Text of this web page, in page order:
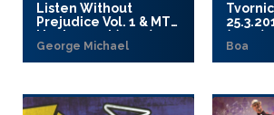
Listen Without
Prejudice Vol. 1 & MTV
Unplugged (2017)
George Michael
(2017)
Boa